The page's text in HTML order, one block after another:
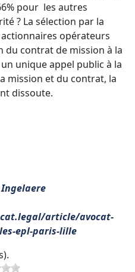
pour les autres
? La sélection par la
opérateurs
contrat de mission à la
unique appel public à la
mission et du contrat, la
dissoute.
article/avocat-
epl-paris-lille